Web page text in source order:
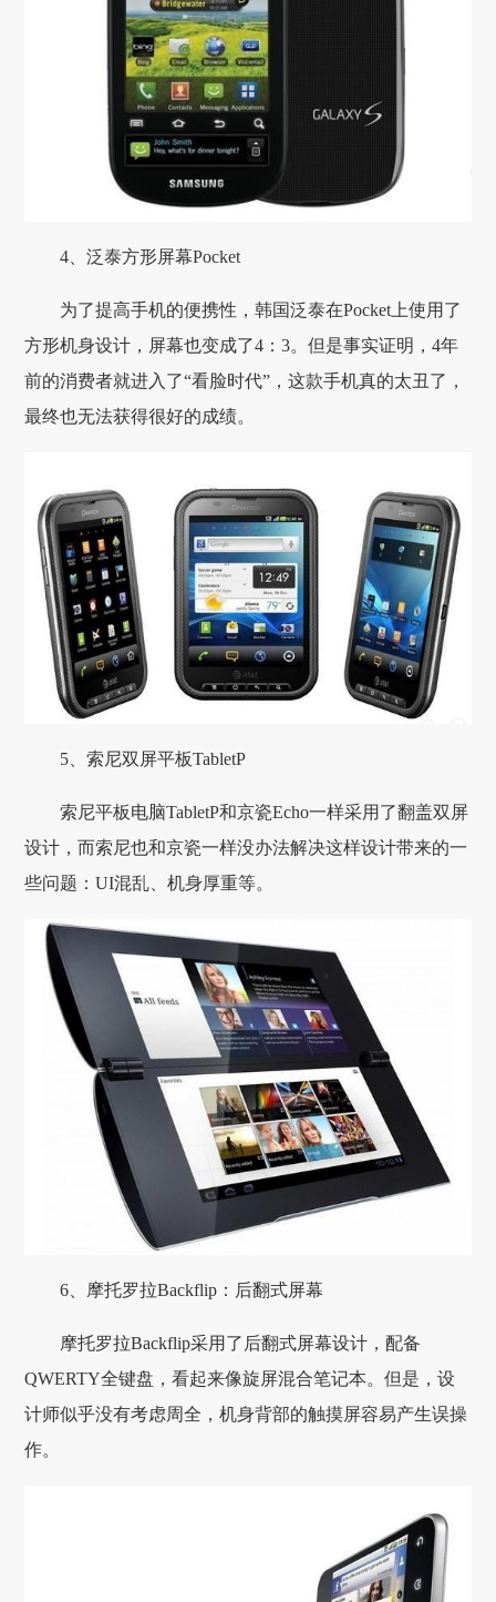
4、泛泰方形屏幕Pocket
为了提高手机的便携性，韩国泛泰在Pocket上使用了
方形机身设计，屏幕也变成了4：3。但是事实证明，4年
前的消费者就进入了“看脸时代”，这款手机真的太丑了，
最终也无法获得很好的成绩。
5、索尼双屏平板TabletP
索尼平板电脑TabletP和京瓷Echo一样采用了翻盖双屏
设计，而索尼也和京瓷一样没办法解决这样设计带来的一
些问题：UI混乱、机身厚重等。
6、摩托罗拉Backflip：后翻式屏幕
摩托罗拉Backflip采用了后翻式屏幕设计，配备
QWERTY全键盘，看起来像旋屏混合笔记本。但是，设
计师似乎没有考虑周全，机身背部的触摸屏容易产生误操
作。